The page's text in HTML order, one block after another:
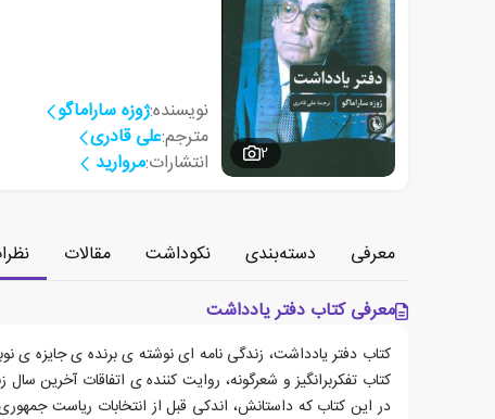
2
نویسنده:ژوزه ساراماگو
مترجم:علی قادری
انتشارات:مروارید
معرفی دسته‌بندی نکوداشت مقالات
معرفی کتاب دفتر یادداشت
کتاب دفتر یادداشت، زندگی نامه ای نوشته ی برنده ی جایزه ی
کتاب تفکربرانگیز و شعرگونه، روایت کننده ی اتفاقات آخرین